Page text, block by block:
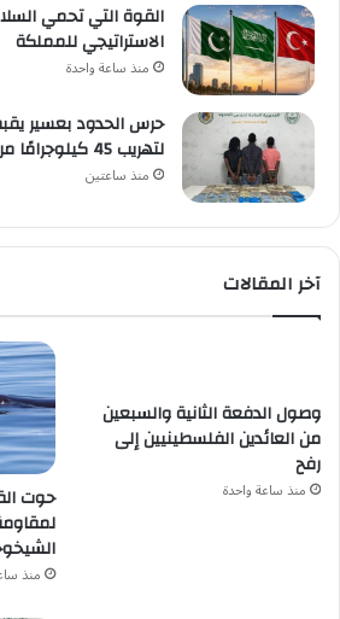
القوة التي تحمي
الاستراتيجي للمملكة
منذ ساعة واحدة
لتهريب 45 كيلوجرامًا من الحشيش المخدر
منذ ساعتين
آخر المقالات
وصول الدفعة الثانية والسبعين
من العائدين الفلسطينيين إلى
رفح
منذ ساعة واحدة
حوت
منذ